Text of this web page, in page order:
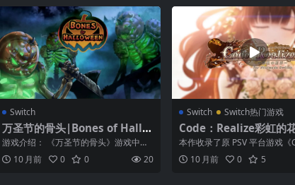
Switch
万圣节的骨头|Bones of Hallo
ween中文
游戏介绍： 《万圣节的骨头》游戏中玩
家扮演的主角在城堡附近的黑暗森林中
醒来，并遭...
10 月前 0 0 20
Switch Switch热门游戏
Code：Realize彩虹的
de: Realize –
nbows
本作收录了原 PSV 平台游戏《
lize 创世的姫君》与 Fan...
10 月前 0 5